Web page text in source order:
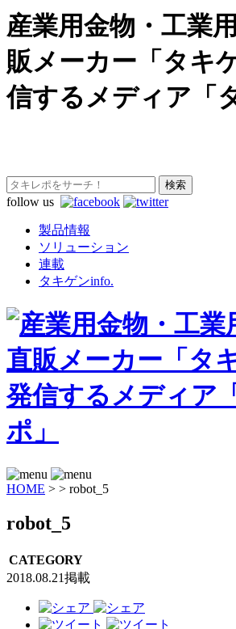
産業用金物・工業
販メーカー「タキ
信するメディア「
follow us
製品情報
ソリューション
連載
タキゲンinfo.
HOME > > robot_5
robot_5
CATEGORY
2018.08.21掲載